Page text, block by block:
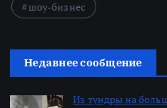
шоу-бизнес
Недавнее сообщение
Из тундры на